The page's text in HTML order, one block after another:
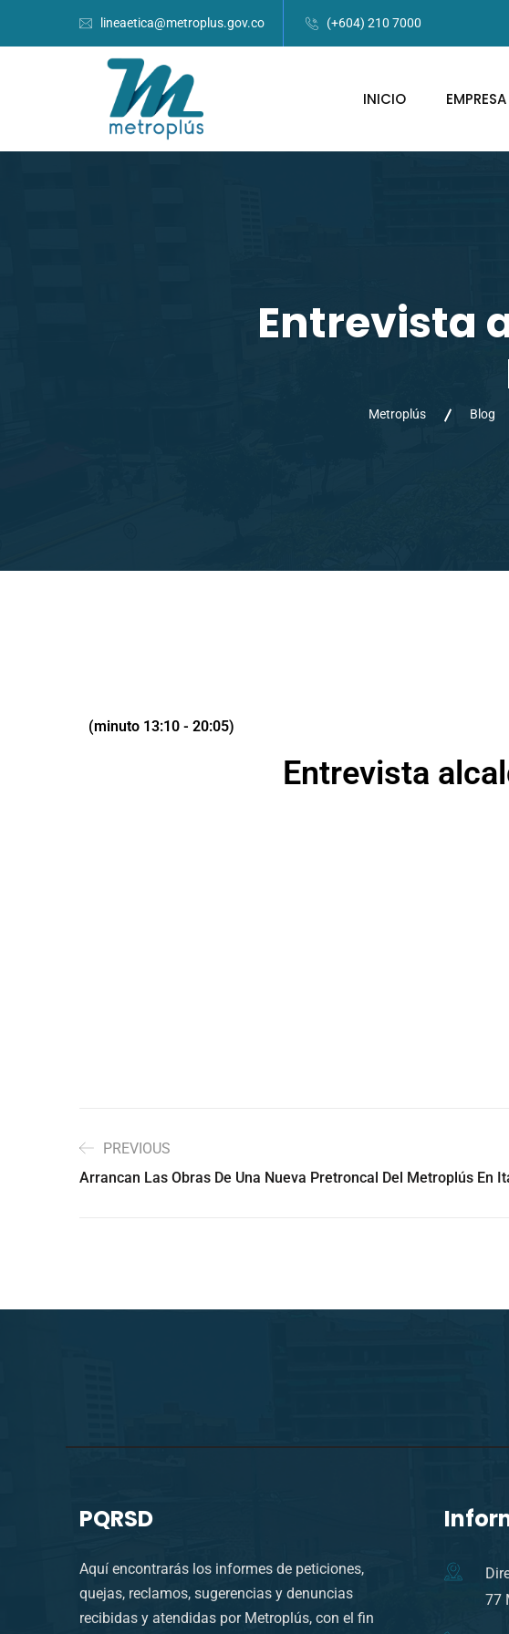
lineaetica@metroplus.gov.co (+604) 210 7000
INICIO EMPRESA
Entrevista
Metroplús Blog
(minuto 13:10 - 20:05)
Entrevista
PREVIOUS
Arrancan Las Obras De Una Nueva Pretroncal Del Metroplús En
PQRSD
Aquí encontrarás los informes de peticiones,
quejas, reclamos, sugerencias y denuncias
recibidas y atendidas por Metroplús, con el fin
77